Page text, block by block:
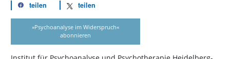
teilen
teilen
»Psychoanalyse im Widerspruch«
abonnieren